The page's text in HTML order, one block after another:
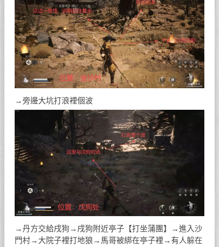
→旁邊大坑打浪裡個波
→丹方交給戌狗→戌狗附近亭子【打坐蒲團】→進入沙
門村→大院子裡打地狼→馬哥被綁在亭子裡→有人躲在